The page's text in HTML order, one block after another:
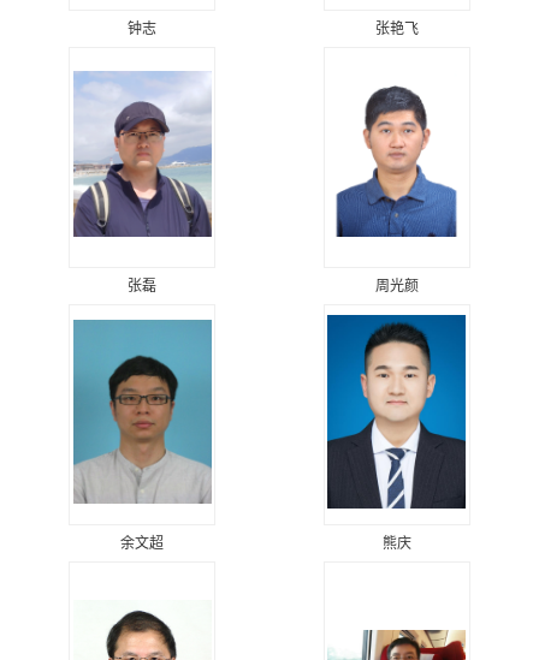
钟志 张艳飞
张磊 周光颜
余文超 熊庆